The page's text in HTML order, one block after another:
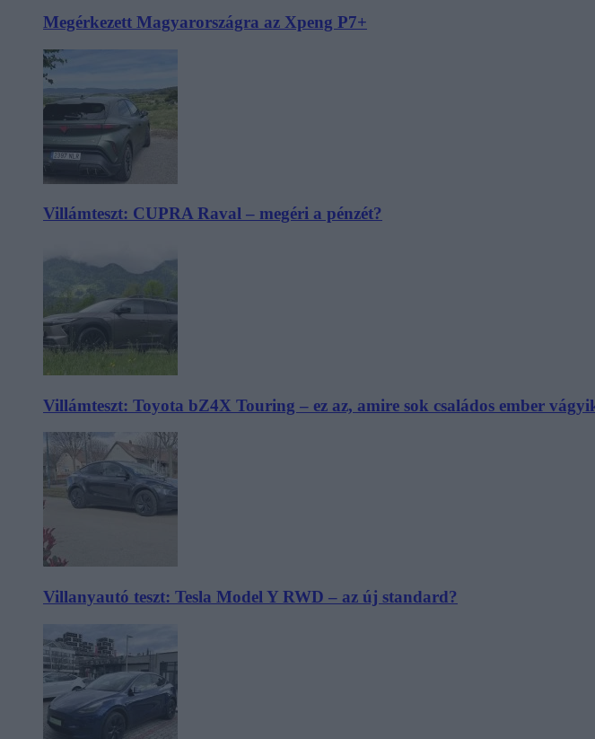
Megérkezett Magyarországra az Xpeng P7+
Villámteszt: CUPRA Raval – megéri a pénzét?
Villámteszt: Toyota bZ4X Touring – ez az, amire sok családos ember
Villanyautó teszt: Tesla Model Y RWD – az új standard?